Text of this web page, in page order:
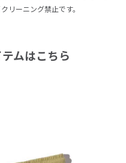
リーニング禁止です。
ムはこちら